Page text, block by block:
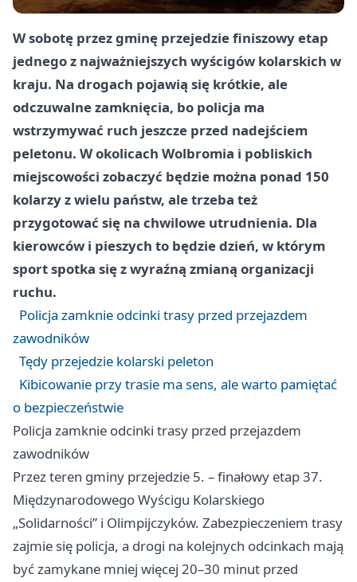
W sobotę przez gminę przejedzie finiszowy etap
jednego z najważniejszych wyścigów kolarskich w
kraju. Na drogach pojawią się krótkie, ale
odczuwalne zamknięcia, bo policja ma
wstrzymywać ruch jeszcze przed nadejściem
peletonu. W okolicach Wolbromia i pobliskich
miejscowości zobaczyć będzie można ponad 150
kolarzy z wielu państw, ale trzeba też
przygotować się na chwilowe utrudnienia. Dla
kierowców i pieszych to będzie dzień, w którym
sport spotka się z wyraźną zmianą organizacji
ruchu.
Policja zamknie odcinki trasy przed przejazdem
zawodników
Tędy przejedzie kolarski peleton
Kibicowanie przy trasie ma sens, ale warto pamiętać
o bezpieczeństwie
Policja zamknie odcinki trasy przed przejazdem
zawodników
Przez teren gminy przejedzie 5. – finałowy etap 37.
Międzynarodowego Wyścigu Kolarskiego
„Solidarności” i Olimpijczyków. Zabezpieczeniem trasy
zajmie się policja, a drogi na kolejnych odcinkach mają
być zamykane mniej więcej 20–30 minut przed